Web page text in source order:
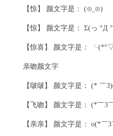
【惊】 颜文字是： (⊙ˍ⊙)
【惊】 颜文字是： Σ(っ °Д
【惊喜】 颜文字是：
亲吻颜文字
【啵啵】 颜文字是： (* ￣
【飞吻】 颜文字是： (*￣3
【亲亲】 颜文字是： o(*￣